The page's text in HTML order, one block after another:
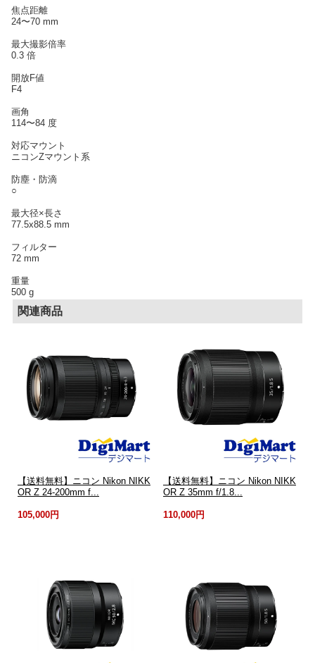
焦点距離
24〜70 mm
最大撮影倍率
0.3 倍
開放F値
F4
画角
114〜84 度
対応マウント
ニコンZマウント系
防塵・防滴
○
最大径×長さ
77.5x88.5 mm
フィルター
72 mm
重量
500 g
関連商品
【送料無料】ニコン Nikon NIKK
OR Z 24-200mm f...
【送料無料】ニコン Nikon NIKK
OR Z 35mm f/1.8...
105,000円 110,000円